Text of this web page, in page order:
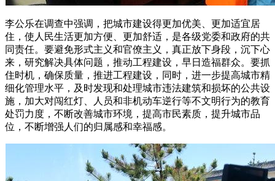
李公乐在调查中强调，把城市建设得更加优美、更加适宜居
住，使人民生活更加方便、更加舒适，是各级党委和政府的共
同责任。要避免形式主义和官僚主义，真正放下身段，沉下心
来，研究解决具体问题，推动工程建设，早日造福群众。要抓
住时机，确保质量，推进工程建设，同时，进一步提高城市精
细化管理水平，及时发现和处理城市违法建筑和损坏的公共设
施，加大对闯红灯、人员和非机动车逆行等不文明行为的教育
处罚力度，不断改善城市环境，提高市民素质，提升城市品
位，不断增强人们的归属感和幸福感。